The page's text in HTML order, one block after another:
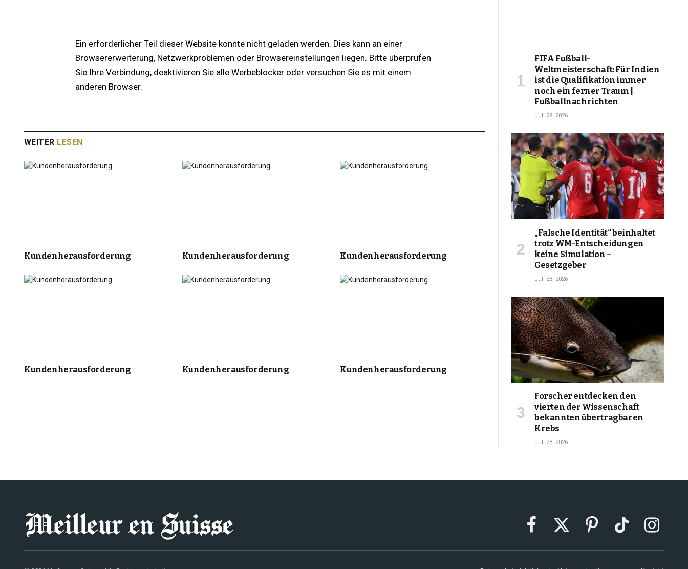
Ein erforderlicher Teil dieser Website konnte nicht geladen werden. Dies kann an einer
Browsererweiterung, Netzwerkproblemen oder Browsereinstellungen liegen. Bitte überprüfen
Sie Ihre Verbindung, deaktivieren Sie alle Werbeblocker oder versuchen Sie es mit einem
anderen Browser.
WEITER LESEN
Kundenherausforderung Kundenherausforderung Kundenherausforderung
Kundenherausforderung Kundenherausforderung Kundenherausforderung
FIFA Fußball-
Weltmeisterschaft: Für Indien
ist die Qualifikation immer
noch ein ferner Traum |
Fußballnachrichten
Juli 28, 2026
„Falsche Identität“ beinhaltet
trotz WM-Entscheidungen
keine Simulation –
Gesetzgeber
Juli 28, 2026
Forscher entdecken den
vierten der Wissenschaft
bekannten übertragbaren
Krebs
Juli 28, 2026
FacebookX
PinterestTikTok Instagram